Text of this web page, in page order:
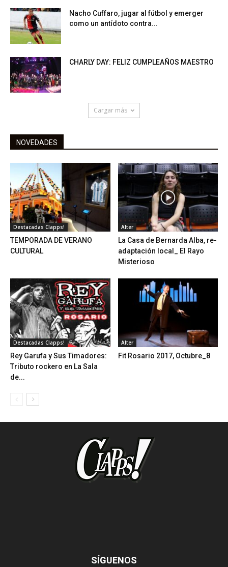
Nacho Cuffaro, jugar al fútbol y emerger
como un antídoto contra...
CHARLY DAY: FELIZ CUMPLEAÑOS MAESTRO
Cargar más
NOVEDADES
Destacadas Clapps!
TEMPORADA DE VERANO
CULTURAL
Alter
La Casa de Bernarda Alba, re-
adaptación local_ El Rayo
Misterioso
Destacadas Clapps!
Rey Garufa y Sus Timadores:
Tributo rockero en La Sala
de...
Alter
Fit Rosario 2017, Octubre_8
SÍGUENOS